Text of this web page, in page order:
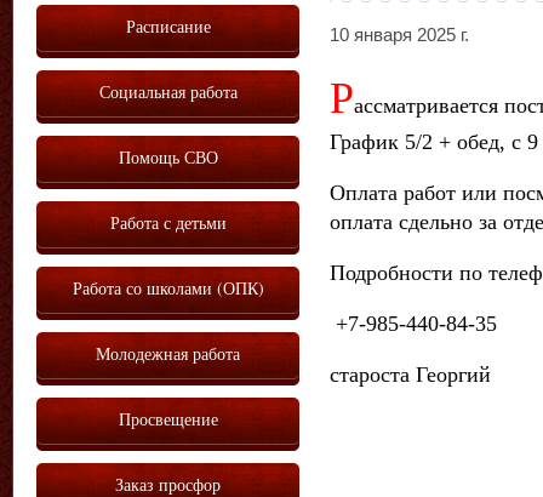
10 января 2025 г.
Рассматривается
График 5/2 + обед, с
Оплата работ или
оплата сдельно за
Подробности по
+7-985-440-84-35
староста Георгий
Расписание
Социальная работа
Помощь СВО
Работа с детьми
Работа со школами (ОПК)
Молодежная работа
Просвещение
Заказ просфор